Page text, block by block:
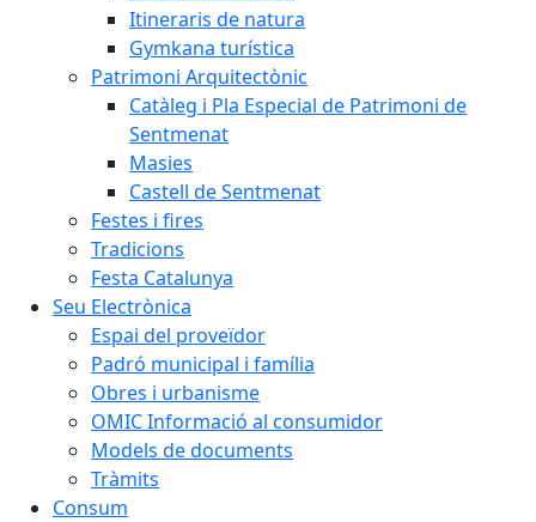
Itineraris de natura
Gymkana turística
Patrimoni Arquitectònic
Catàleg i Pla Especial de Patrimoni de
Sentmenat
Masies
Castell de Sentmenat
Festes i fires
Tradicions
Festa Catalunya
Seu Electrònica
Espai del proveïdor
Padró municipal i família
Obres i urbanisme
OMIC Informació al consumidor
Models de documents
Tràmits
Consum